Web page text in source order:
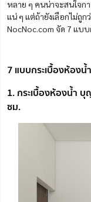
หลาย ๆ คนน่าจะสนใจก
แน่ ๆ แต่ถ้ายังเลือกไม่ถู
NocNoc.com จัด 7 แบ
7 แบบกระเบื้องห้อง
1. กระเบื้องห้องน้ำ บุ
ซม.